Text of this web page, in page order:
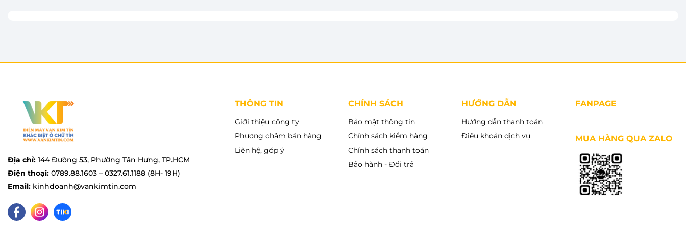
Địa chỉ: 144 Đường 53, Phường Tân Hưng, TP.HCM
Điện thoại: 0789.88.1603 – 0327.61.1188 (8H- 19H)
Email: kinhdoanh@vankimtin.com
THÔNG TIN
Giới thiệu công ty
Phương châm bán hàng
Liên hệ, góp ý
CHÍNH SÁCH
Bảo mật thông tin
Chính sách kiểm hàng
Chính sách thanh toán
Bảo hành - Đổi trả
HƯỚNG DẪN
Hướng dẫn thanh toán
Điều khoản dịch vụ
FANPAGE
MUA HÀNG QUA ZALO